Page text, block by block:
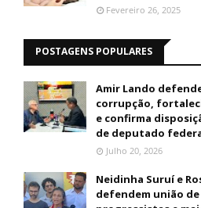
Fevereiro 26, 2025
POSTAGENS POPULARES
Amir Lando
corrupção,
e confirma
de deputado
Julho 20, 2026
Neidinha Suruí e
defendem união